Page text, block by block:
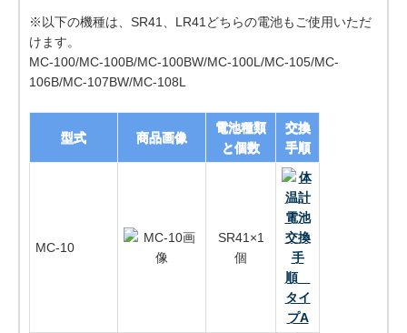
※以下の機種は、SR41、LR41どちらの電池もご使用いただ
けます。
MC-100/MC-100B/MC-100BW/MC-100L/MC-105/MC-
106B/MC-107BW/MC-108L
型式 商品画像
電池種類
と個数
交換
手順
MC-10
SR41×1
個